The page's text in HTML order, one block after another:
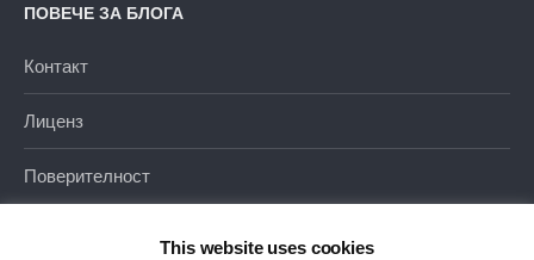
ПОВЕЧЕ ЗА БЛОГА
Контакт
Лиценз
Поверителност
This website uses cookies